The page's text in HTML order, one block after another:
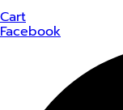
Cart
Facebook